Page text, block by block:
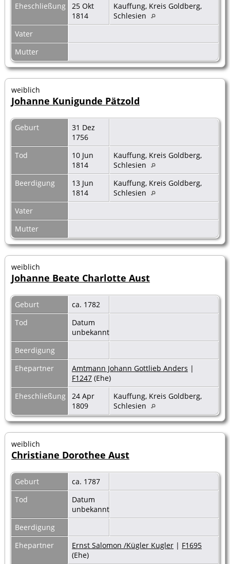
Eheschließung
25 Okt
1814
Kauffung, Kreis Goldberg,
Schlesien
Vater
Mutter
weiblich
Johanne Kunigunde Pätzold
Geburt
31 Dez
1756
Tod
10 Jun
1814
Kauffung, Kreis Goldberg,
Schlesien
Beerdigung
13 Jun
1814
Kauffung, Kreis Goldberg,
Schlesien
Vater
Mutter
weiblich
Johanne Beate Charlotte Aust
Geburt
ca. 1782
Tod
Datum
unbekannt
Beerdigung
Ehepartner
Amtmann Johann Gottlieb Anders |
F1247 (Ehe)
Eheschließung
24 Apr
1809
Kauffung, Kreis Goldberg,
Schlesien
weiblich
Christiane Dorothee Aust
Geburt
ca. 1787
Tod
Datum
unbekannt
Beerdigung
Ehepartner
Ernst Salomon /Kügler Kugler | F1695
(Ehe)